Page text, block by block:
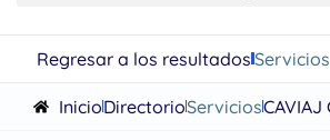
Regresar a los resultadosServicios
InicioDirectorioServiciosCAVIAJ